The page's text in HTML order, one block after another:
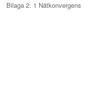
Bilaga 2. 1 Nätkonvergens